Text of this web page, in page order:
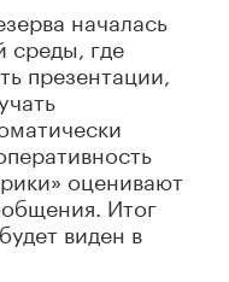
началась
среды, где
презентации,
оценивают
Итог
виден в